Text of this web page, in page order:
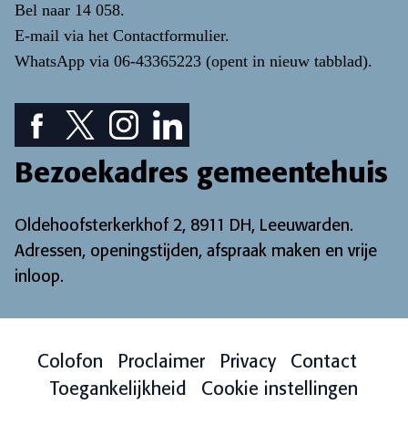
Bel naar 14 058.
E-mail via het Contactformulier.
WhatsApp via 06-43365223 (opent in nieuw tabblad).
Facebook pictogram: bekijk onze Facebook pagina
Twitter pictogram: bekijk onze Twitter pagina
Instagram pictogram: bekijk onze
LinkedIn pictogram: bekijk onze
Bezoekadres gemeentehuis
Oldehoofsterkerkhof 2, 8911 DH, Leeuwarden.
Adressen, openingstijden, afspraak maken en vrije
inloop.
Colofon Proclaimer Privacy
Contact
Toegankelijkheid
Cookie instellingen